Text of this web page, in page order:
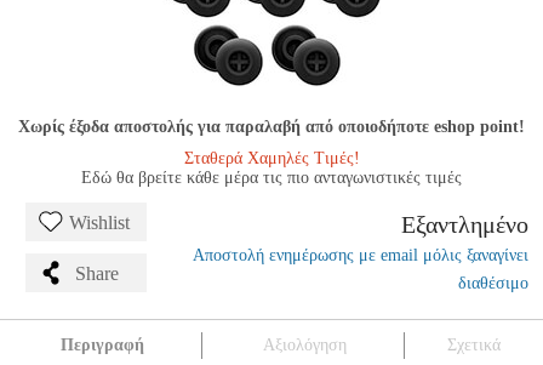
Χωρίς έξοδα αποστολής για παραλαβή από οποιοδήποτε eshop point!
Σταθερά Χαμηλές Τιμές!
Εδώ θα βρείτε κάθε μέρα τις πιο ανταγωνιστικές τιμές
Wishlist
Share
Εξαντλημένο
Αποστολή ενημέρωσης με email μόλις ξαναγίνει
διαθέσιμο
Περιγραφή Αξιολόγηση Σχετικά